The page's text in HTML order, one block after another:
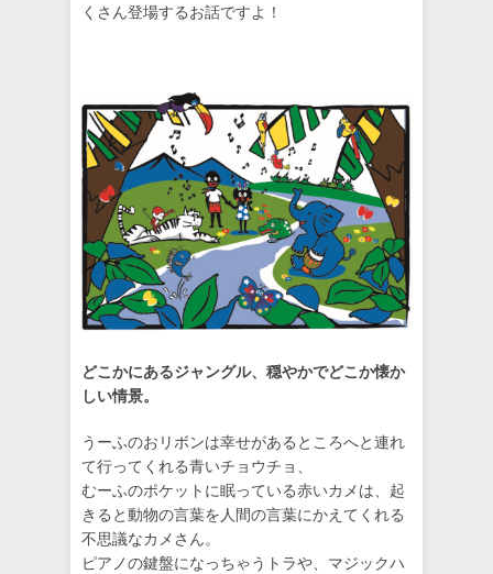
くさん登場するお話ですよ！
どこかにあるジャングル、穏やかでどこか懐か
しい情景。
うーふのおリボンは幸せがあるところへと連れ
て行ってくれる青いチョウチョ、
むーふのポケットに眠っている赤いカメは、起
きると動物の言葉を人間の言葉にかえてくれる
不思議なカメさん。
ピアノの鍵盤になっちゃうトラや、マジックハ